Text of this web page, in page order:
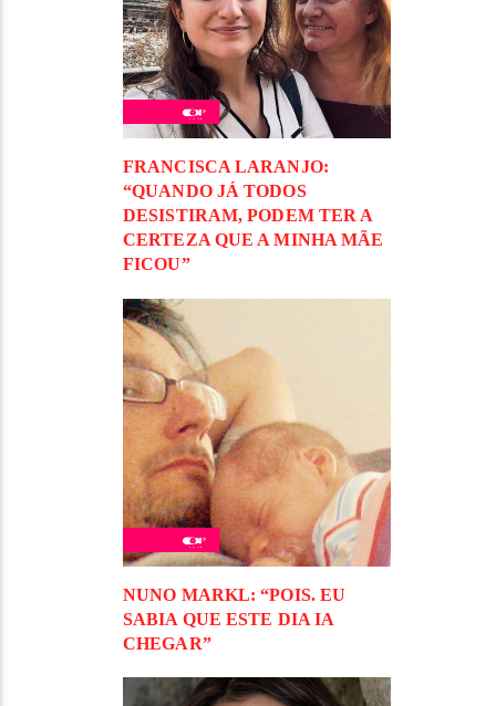
FRANCISCA LARANJO:
“QUANDO JÁ TODOS
DESISTIRAM, PODEM TER A
CERTEZA QUE A MINHA MÃE
FICOU”
NUNO MARKL: “POIS. EU
SABIA QUE ESTE DIA IA
CHEGAR”